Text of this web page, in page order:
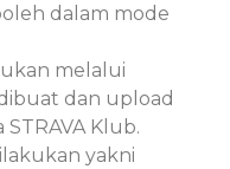
dalam mode
melalui
dan upload
Klub.
yakni